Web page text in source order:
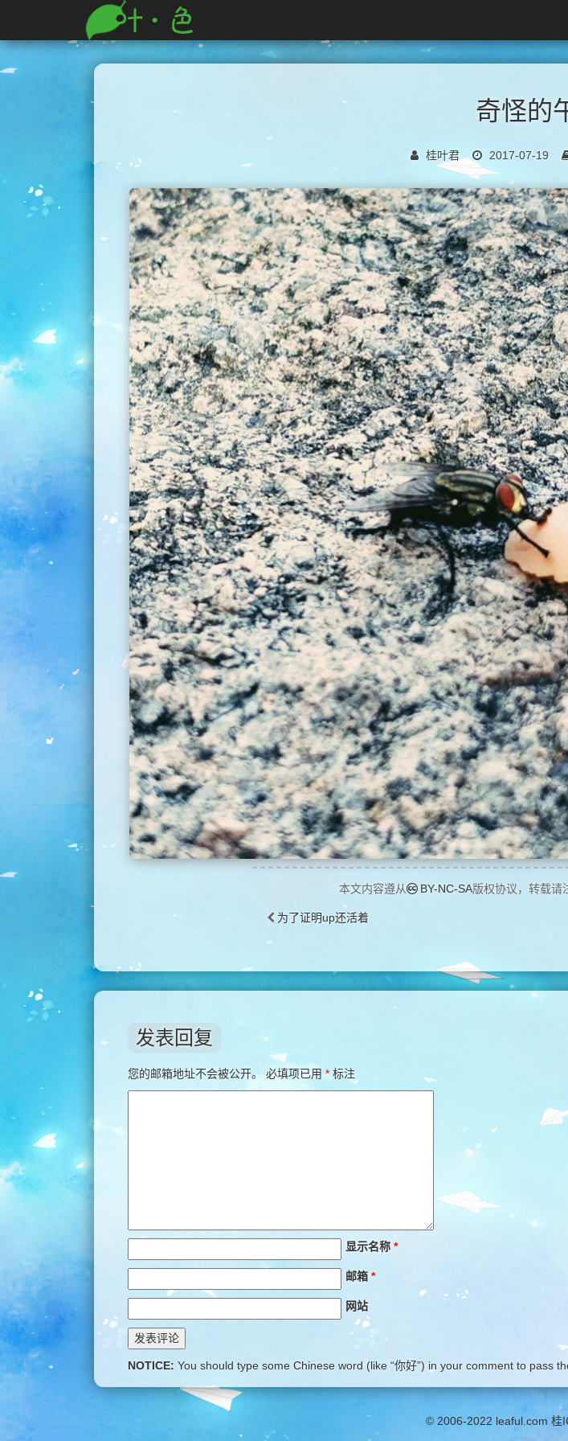
奇怪的
桂叶君 2017-07-19
本文内容遵从 BY-NC-SA版权协议，转载请
为了证明up还活着
发表回复
您的邮箱地址不会被公开。 必填项已用 * 标注
显示名称 *
邮箱 *
网站
NOTICE: You should type some Chinese word (like “你好”) in your comment to pass
© 2006-2022 leaful.com 桂